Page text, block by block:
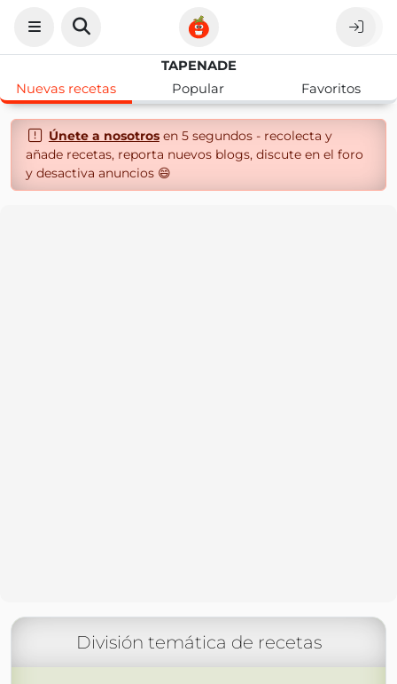
TAPENADE
Nuevas recetas
Popular Favoritos
Únete a nosotrosen 5 segundos - recolecta y
añade recetas, reporta nuevos blogs, discute en el foro
y desactiva anuncios 😄
División temática de recetas